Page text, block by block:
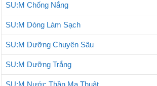
SU:M Chống Nắng
SU:M Dòng Làm Sạch
SU:M Dưỡng Chuyên Sâu
SU:M Dưỡng Trắng